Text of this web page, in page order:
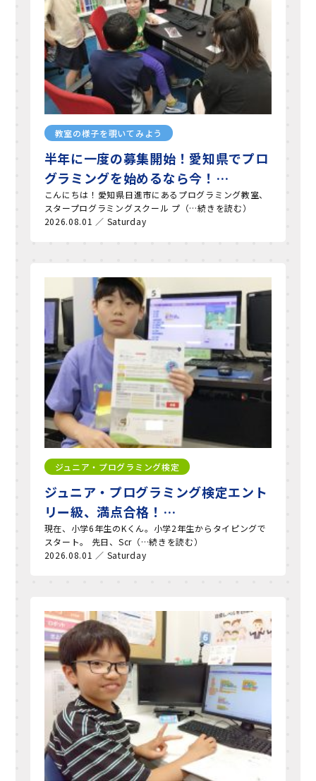
教室の様子を覗いてみよう
半年に一度の募集開始！愛知県でプロ
グラミングを始めるなら今！…
こんにちは！愛知県日進市にあるプログラミング教室、
スタープログラミングスクール プ（…続きを読む）
2026.08.01 ／ Saturday
ジュニア・プログラミング検定
ジュニア・プログラミング検定エント
リー級、満点合格！…
現在、小学6年生のKくん。小学2年生からタイピングで
スタート。 先日、Scr（…続きを読む）
2026.08.01 ／ Saturday